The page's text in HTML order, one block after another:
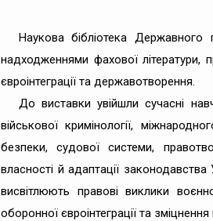
Наукова бібліотека
надходженнями фахової літератури,
євроінтеграції та державотворення.
До виставки увійшли сучасні
військової кримінології,
безпеки, судової системи,
власності й адаптації
висвітлюють правові виклики
оборонної євроінтеграції та